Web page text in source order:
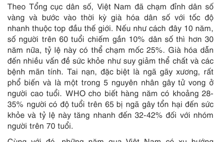
Theo Tổng cục dân số, Việt Nam đã chạm đỉnh dân số
vàng và bước vào thời kỳ già hóa dân số với tốc độ
nhanh thuộc top đầu thế giới. Nếu như cách đây 10 năm,
số người trên 60 tuổi chiếm gần 10% dân số thì hơn 30
năm nữa, tỷ lệ này có thể chạm mốc 25%. Già hóa dẫn
đến nhiều vấn đề sức khỏe như suy giảm thể chất và các
bệnh mãn tính. Tai nạn, đặc biệt là ngã gãy xương, rất
phổ biến và là một trong 5 nguyên nhân gây tử vong ở
người cao tuổi. WHO cho biết hàng năm có khoảng 28-
35% người có độ tuổi trên 65 bị ngã gây tổn hại đến sức
khỏe và tỷ lệ này tăng nhanh đến 32-42% đối với nhóm
người trên 70 tuổi.